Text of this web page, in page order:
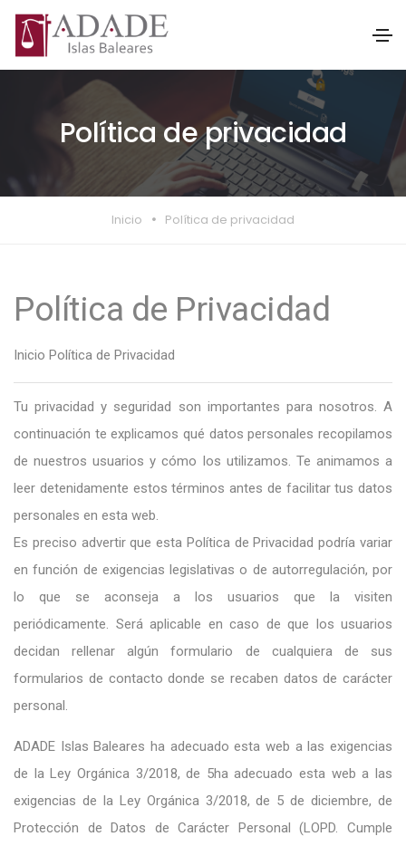
Política de privacidad
Inicio Política de privacidad
Política de Privacidad
Inicio Política de Privacidad
Tu privacidad y seguridad son importantes para nosotros. A
continuación te explicamos qué datos personales recopilamos
de nuestros usuarios y cómo los utilizamos. Te animamos a
leer detenidamente estos términos antes de facilitar tus datos
personales en esta web.
Es preciso advertir que esta Política de Privacidad podría variar
en función de exigencias legislativas o de autorregulación, por
lo que se aconseja a los usuarios que la visiten
periódicamente. Será aplicable en caso de que los usuarios
decidan rellenar algún formulario de cualquiera de sus
formularios de contacto donde se recaben datos de carácter
personal.
ADADE Islas Baleares ha adecuado esta web a las exigencias
de la Ley Orgánica 3/2018, de 5ha adecuado esta web a las
exigencias de la Ley Orgánica 3/2018, de 5 de diciembre, de
Protección de Datos de Carácter Personal (LOPD. Cumple